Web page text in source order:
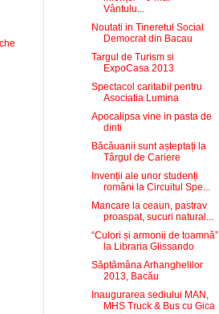
Vântulu...
Noutati in Tineretul Social
Democrat din Bacau
Targul de Turism si
ExpoCasa 2013
Spectacol caritabil pentru
Asociatia Lumina
Apocalipsa vine in pasta de
dinti
Băcăuanii sunt așteptați la
Târgul de Cariere
Invenții ale unor studenți
români la Circuitul Spe...
Mancare la ceaun, pastrav
proaspat, sucuri natural...
“Culori și armonii de toamnă”
la Libraria Glissando
Săptămâna Arhanghelilor
2013, Bacău
Inaugurarea sediului MAN,
MHS Truck & Bus cu Gica